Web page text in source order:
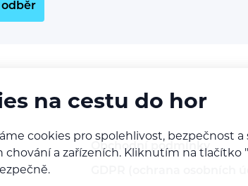
Obchodní podmínky
na cestu do hor
cookies pro spolehlivost, bezpečnost
chování a zařízeních. Kliknutím na